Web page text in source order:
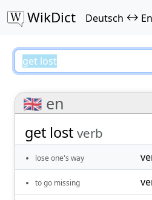
WikDict Deutsch ↔
get lost –
🇬🇧 en
get lost verb
lose one's way
to go missing